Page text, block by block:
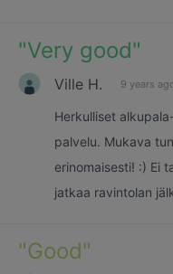
"Very good"
Ville H. 9 years
Herkulliset
palvelu. Mukava
erinomaisesti! :) Ei
jatkaa ravintolan
"Good"